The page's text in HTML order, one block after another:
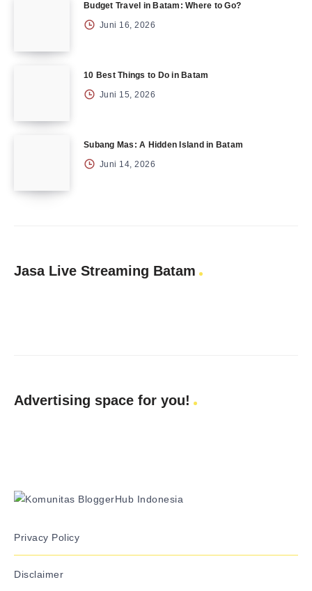
Budget Travel in Batam: Where to Go?
Juni 16, 2026
10 Best Things to Do in Batam
Juni 15, 2026
Subang Mas: A Hidden Island in Batam
Juni 14, 2026
Jasa Live Streaming Batam
Advertising space for you!
Privacy Policy
Disclaimer